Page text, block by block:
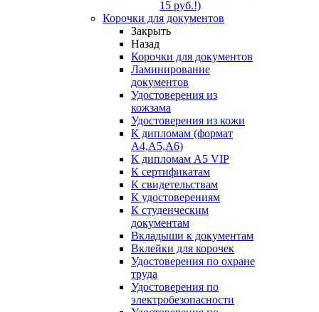
15 руб.!)
Корочки для документов
Закрыть
Назад
Корочки для документов
Ламинирование
документов
Удостоверения из
кожзама
Удостоверения из кожи
К дипломам (формат
А4,А5,А6)
К дипломам А5 VIP
К сертификатам
К свидетельствам
К удостоверениям
К студенческим
документам
Вкладыши к документам
Вклейки для корочек
Удостоверения по охране
труда
Удостоверения по
электробезопасности